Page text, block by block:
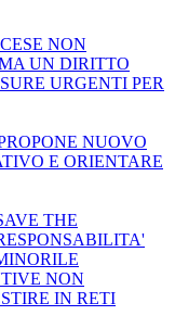
NON
UN DIRITTO
URGENTI PER
NUOVO
E ORIENTARE
THE
NON
IN RETI